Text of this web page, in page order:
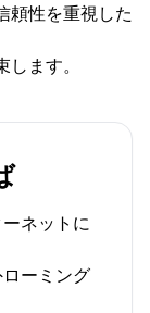
頼性を重視した
ます。
ネットに
ーミング